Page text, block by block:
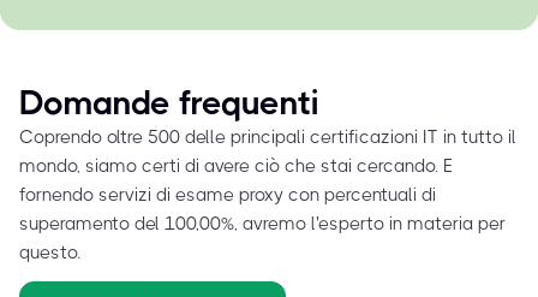
Domande frequenti
Coprendo oltre 500 delle principali certificazioni IT in tutto il
mondo, siamo certi di avere ciò che stai cercando. E
fornendo servizi di esame proxy con percentuali di
superamento del 100,00%, avremo l'esperto in materia per
questo.